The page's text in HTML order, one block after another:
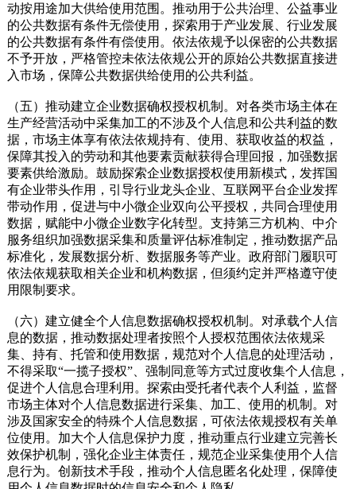
动按用途加大供给使用范围。推动用于公共治理、公益事业
的公共数据有条件无偿使用，探索用于产业发展、行业发展
的公共数据有条件有偿使用。依法依规予以保密的公共数据
不予开放，严格管控未依法依规公开的原始公共数据直接进
入市场，保障公共数据供给使用的公共利益。
（五）推动建立企业数据确权授权机制。对各类市场主体在
生产经营活动中采集加工的不涉及个人信息和公共利益的数
据，市场主体享有依法依规持有、使用、获取收益的权益，
保障其投入的劳动和其他要素贡献获得合理回报，加强数据
要素供给激励。鼓励探索企业数据授权使用新模式，发挥国
有企业带头作用，引导行业龙头企业、互联网平台企业发挥
带动作用，促进与中小微企业双向公平授权，共同合理使用
数据，赋能中小微企业数字化转型。支持第三方机构、中介
服务组织加强数据采集和质量评估标准制定，推动数据产品
标准化，发展数据分析、数据服务等产业。政府部门履职可
依法依规获取相关企业和机构数据，但须约定并严格遵守使
用限制要求。
（六）建立健全个人信息数据确权授权机制。对承载个人信
息的数据，推动数据处理者按照个人授权范围依法依规采
集、持有、托管和使用数据，规范对个人信息的处理活动，
不得采取“一揽子授权”、强制同意等方式过度收集个人信息，
促进个人信息合理利用。探索由受托者代表个人利益，监督
市场主体对个人信息数据进行采集、加工、使用的机制。对
涉及国家安全的特殊个人信息数据，可依法依规授权有关单
位使用。加大个人信息保护力度，推动重点行业建立完善长
效保护机制，强化企业主体责任，规范企业采集使用个人信
息行为。创新技术手段，推动个人信息匿名化处理，保障使